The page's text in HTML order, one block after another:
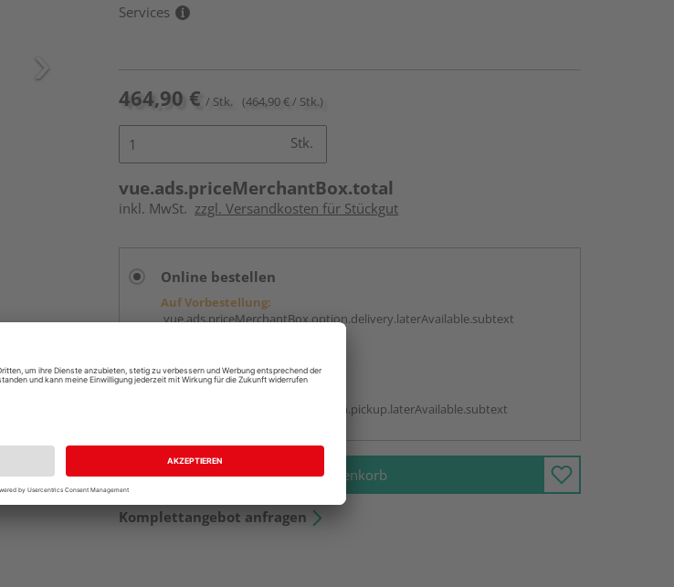
Services
464,90 € / Stk. (464,90 € / Stk.)
Stk.
vue.ads.priceMerchantBox.total
inkl. MwSt. zzgl. Versandkosten für Stückgut
Online bestellen
Auf Vorbestellung:
vue.ads.priceMerchantBox.option.delivery.laterAvailable.subtext
Beim Händler abholen
vue.ads.priceMerchantBox.option.pickup.laterAvailable.subtext
In den Warenkorb
Komplettangebot anfragen